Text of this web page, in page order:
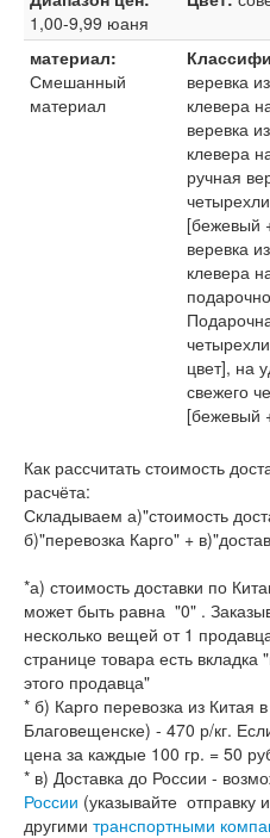
1,00-9,99 юаня
материал:
Смешанный
материал
веревка
клевера
веревка
клевера
ручная
[бежевый
веревка
клевера
цвет], на
свежего
[бежевый
Как рассчитать стоимость
расчёта:
Складываем а)"стоимость
б)"перевозка Карго" +
*а) стоимость доставки по
может быть равна "0" .
несколько вещей от 1
странице товара есть
этого продавца"
* б) Карго перевозка из Китая
Благовещенске) - 470 р/кг.
цена за каждые 100 гр. = 50
* в) Доставка до России -
России (указывайте отправку
другими транспортными